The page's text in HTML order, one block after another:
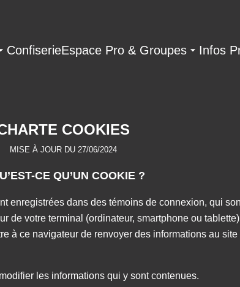
ConfiserieEspace Pro & Groupes Infos
COOKIES
MISE À JOUR DU 27/06/2024
CE QU’UN COOKIE ?
enregistrées dans des témoins de connexion, qui
de votre terminal (ordinateur, smartphone ou
à ce navigateur de renvoyer des informations au
les informations qui y sont contenues.